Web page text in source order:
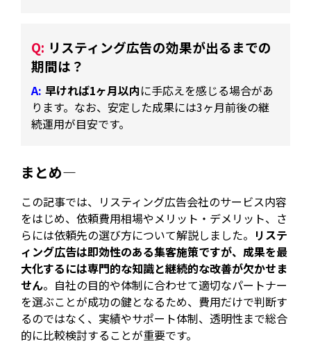
リスティング広告の効果が出るまでの
期間は？
早ければ1ヶ月以内に手応えを感じる場合があ
ります。なお、安定した成果には3ヶ月前後の継
続運用が目安です。
まとめ—
この記事では、リスティング広告会社のサービス内容
をはじめ、依頼費用相場やメリット・デメリット、さ
らには依頼先の選び方について解説しました。 リステ
ィング広告は即効性のある集客施策ですが、成果を最
大化するには専門的な知識と継続的な改善が欠かせま
せん。自社の目的や体制に合わせて適切なパートナー
を選ぶことが成功の鍵となるため、費用だけで判断す
るのではなく、実績やサポート体制、透明性まで総合
的に比較検討することが重要です。